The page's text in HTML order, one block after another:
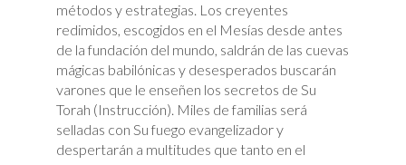
métodos y estrategias. Los creyentes
redimidos, escogidos en el Mesías desde antes
de la fundación del mundo, saldrán de las cuevas
mágicas babilónicas y desesperados buscarán
varones que le enseñen los secretos de Su
Torah (Instrucción). Miles de familias será
selladas con Su fuego evangelizador y
despertarán a multitudes que tanto en el